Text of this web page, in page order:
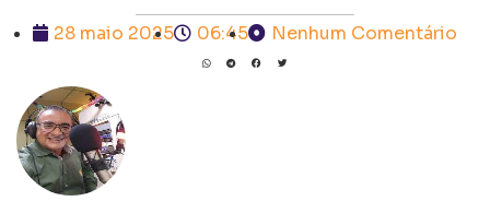
28 maio 2025 06:45 Nenhum Comentário